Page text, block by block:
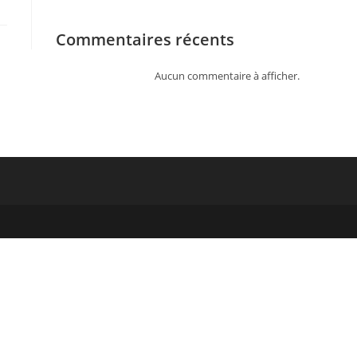
Commentaires récents
Aucun commentaire à afficher.